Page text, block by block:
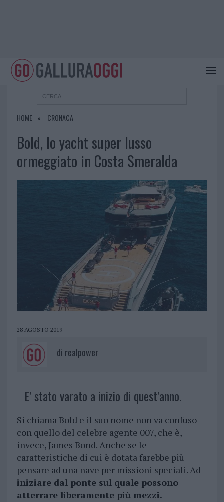
HOME CRONACA
Bold, lo yacht super lusso
ormeggiato in Costa Smeralda
28 AGOSTO 2019
di realpower
E’ stato varato a inizio di quest’anno.
Si chiama Bold e il suo nome non va confuso
con quello del celebre agente 007, che è,
invece, James Bond. Anche se le
caratteristiche di cui è dotata farebbe più
pensare ad una nave per missioni speciali. Ad
iniziare dal ponte sul quale possono
atterrare liberamente più mezzi.